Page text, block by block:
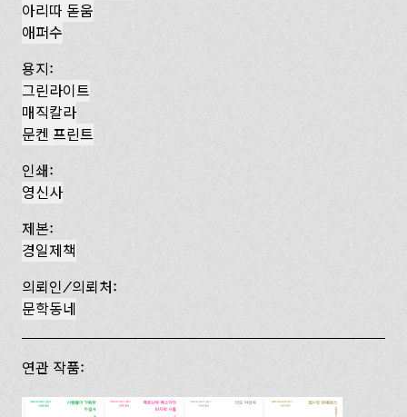
아리따 돋움
애퍼수
용지:
그린라이트
매직칼라
문켄 프린트
인쇄:
영신사
제본:
경일제책
의뢰인/의뢰처:
문학동네
연관 작품: